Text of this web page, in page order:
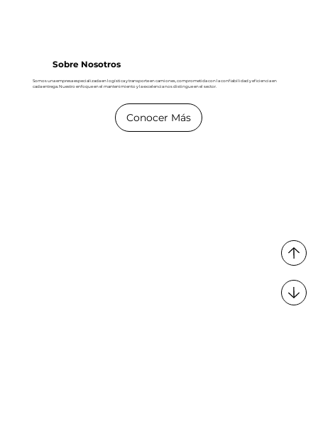
Sobre Nosotros
Somos una empresa especializada en logística y transporte en camiones, comprometida con la confiabilidad y eficiencia en
cada entrega. Nuestro enfoque en el mantenimiento y la excelencia nos distingue en el sector.
Conocer Más